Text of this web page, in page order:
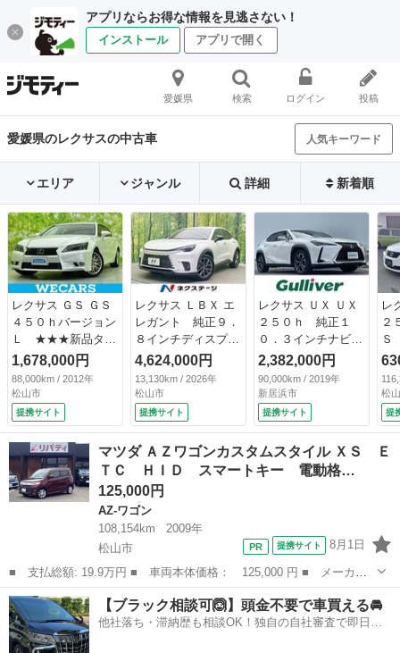
アプリならお得な情報を見逃さない！
インストール アプリで開く
愛媛県 検索 ログイン 投稿
愛媛県のレクサスの中古車 人気キーワード
エリア ジャンル 詳細 新着順
レクサス ＧＳ ＧＳ
４５０ｈバージョン
Ｌ ★★★新品タイ
ヤ／保証書／純正
ナビ／プリクラッシ
ュセーフティ／シー
トヒーター 前席／
車線逸脱防止支援シ
ステム／シート フ
ルレザー／電動バッ
クドア／ドライブレ
コーダー 社外／ヘ
ッドランプ ＬＥＤ
1,678,000円
88,000km / 2012年
松山市
提携サイト
レクサス ＬＢＸ エ
レガント 純正９．
８インチディスプレ
イオーディオ 全周
囲カメラ 衝突被害
軽減システム レー
ダークルーズ 禁煙
車 合皮シート パ
ワーシート ドラレ
コ コーナーセンサ
ー スマートキー
ＬＥＤヘッド ＥＴ
Ｃ２．０ （検11.1）
4,624,000円
13,130km / 2026年
松山市
提携サイト
レクサス ＵＸ ＵＸ
２５０ｈ 純正１
０．３インチナビ／
フルセグＴＶ／Ｂｌ
ｕｅｔｏｏｔｈ／Ｄ
ＶＤ再生／バックカ
メラ／ビルトインＥ
ＴＣ／セーフティシ
ダークルコン／レー
ンキープ／コーナー
2,382,000円
90,000km / 2019年
新居浜市
提携サイト
レ
２
Ｓ
ナ
ズ
ッ
ア
Ｉ
ー
付
松
提
マツダ ＡＺワゴンカスタムスタイル ＸＳ Ｅ
ＴＣ ＨＩＤ スマートキー 電動格…
125,000円
AZ-ワゴン
108,154km
2009年
松山市
提携サイト 8月1日
■ 支払総額: 19.9万円 ■ 車両本体価格： 125,000 円 ■ メーカー
名： マツダ ■ 車種名： ＡＺワゴンカスタムスタイル ■ グレー
ド名： ＸＳ ＥＴＣ ＨＩＤ スマートキー 電動格納ミラー ベ
ンチシート ...
愛媛 松山市 AZ-ワゴン ベンチシート
【ブラック相談可🙆】頭金不要で車買える🚘
他社落ち・滞納歴も相談OK！独自の自社審査で即日解